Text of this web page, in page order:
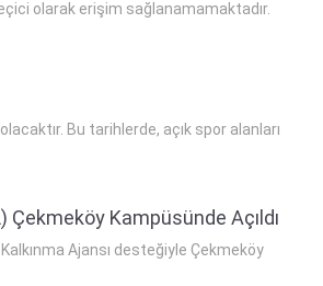
olarak erişim sağlanamamaktadır.
Bu tarihlerde, açık spor alanları
Kampüsünde Açıldı
Ajansı desteğiyle Çekmeköy